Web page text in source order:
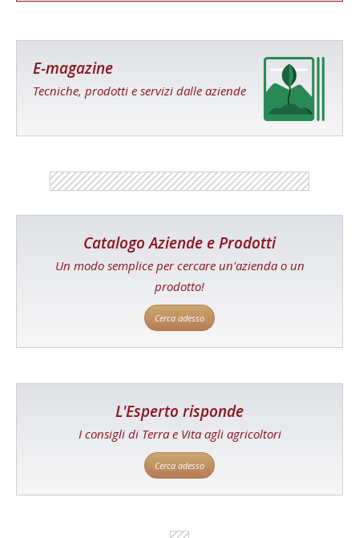
E-magazine
Tecniche, prodotti e servizi dalle aziende
Catalogo Aziende e Prodotti
Un modo semplice per cercare un'azienda o un
prodotto!
Cerca adesso
L'Esperto risponde
I consigli di Terra e Vita agli agricoltori
Cerca adesso